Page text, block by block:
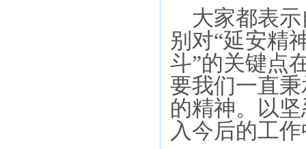
大家都表
别对“延安精
斗”的关键点
要我们一直
的精神。以
入今后的工